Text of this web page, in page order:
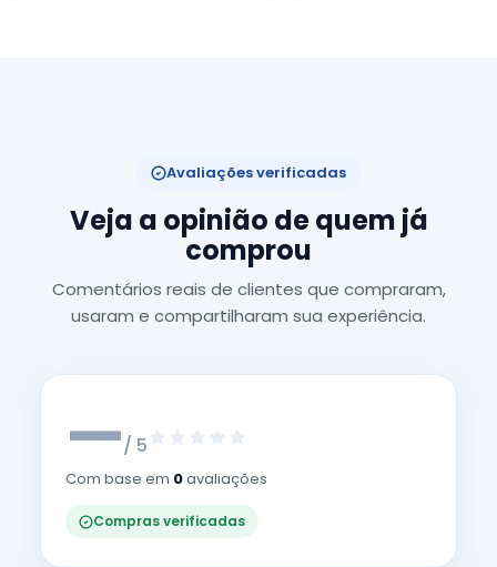
Avaliações verificadas
Veja a opinião de quem já
comprou
Comentários reais de clientes que compraram,
usaram e compartilharam sua experiência.
—/ 5
Com base em 0avaliações
Compras verificadas